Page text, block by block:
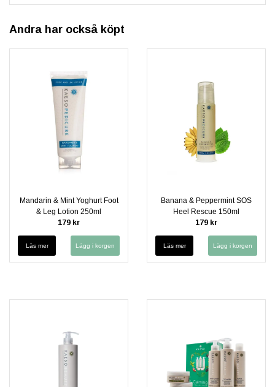
Andra har också köpt
Mandarin & Mint Yoghurt Foot
& Leg Lotion 250ml
179 kr
Läs mer
Banana & Peppermint SOS
Heel Rescue 150ml
179 kr
Läs mer